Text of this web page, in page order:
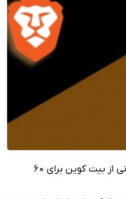
کیف پول Brave: پشتیبانی از بیت کوین برای ۶۰